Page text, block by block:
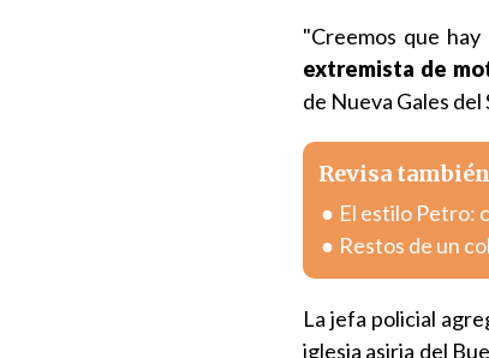
"Creemos que
extremista de
de Nueva Gales
Revisa también
El estilo Petro:
Restos de un
La jefa policial
iglesia asiria del